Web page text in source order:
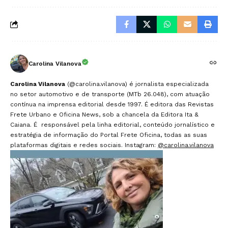
Carolina Vilanova
Carolina Vilanova (@carolina.vilanova) é jornalista especializada
no setor automotivo e de transporte (MTb 26.048), com atuação
contínua na imprensa editorial desde 1997. É editora das Revistas
Frete Urbano e Oficina News, sob a chancela da Editora Ita &
Caiana. É responsável pela linha editorial, conteúdo jornalístico e
estratégia de informação do Portal Frete Oficina, todas as suas
plataformas digitais e redes sociais. Instagram: @carolina.vilanova